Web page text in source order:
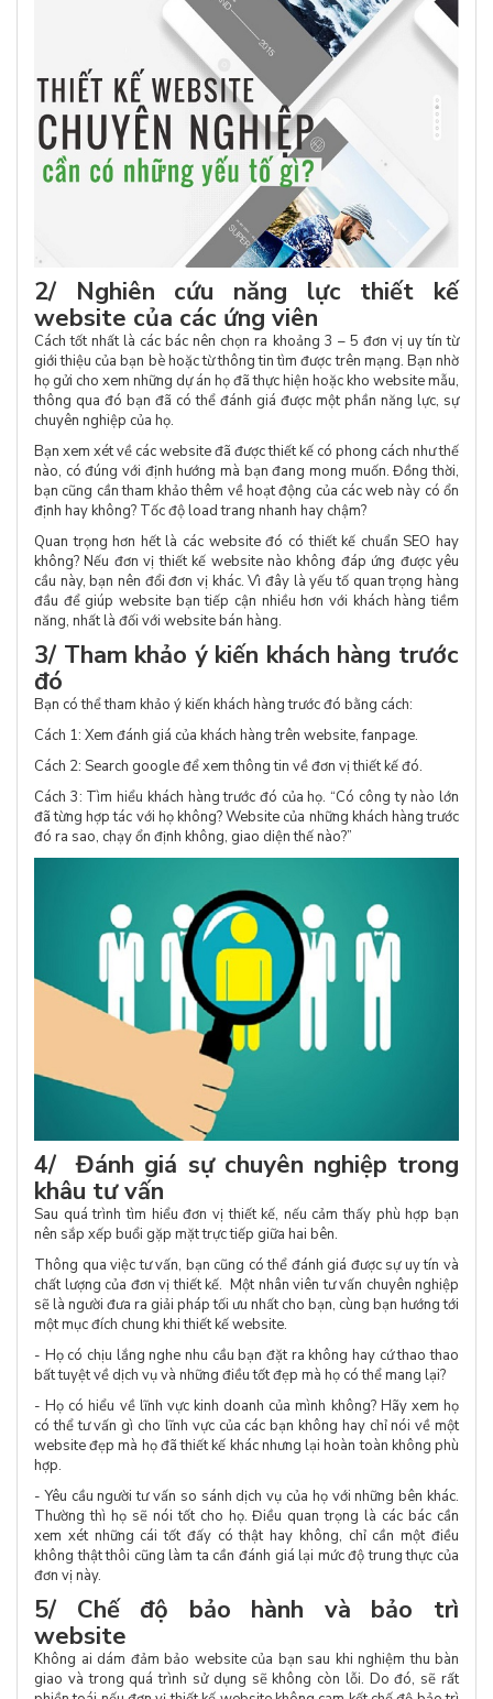
2/ Nghiên cứu năng lực thiết kế
website của các ứng viên
Cách tốt nhất là các bác nên chọn ra khoảng 3 – 5 đơn vị uy tín từ
giới thiệu của bạn bè hoặc từ thông tin tìm được trên mạng. Bạn nhờ
họ gửi cho xem những dự án họ đã thực hiện hoặc kho website mẫu,
thông qua đó bạn đã có thể đánh giá được một phần năng lực, sự
chuyên nghiệp của họ.
Bạn xem xét về các website đã được thiết kế có phong cách như thế
nào, có đúng với định hướng mà bạn đang mong muốn. Đồng thời,
bạn cũng cần tham khảo thêm về hoạt động của các web này có ổn
định hay không? Tốc độ load trang nhanh hay chậm?
Quan trọng hơn hết là các website đó có thiết kế chuẩn SEO hay
không? Nếu đơn vị thiết kế website nào không đáp ứng được yêu
cầu này, bạn nên đổi đơn vị khác. Vì đây là yếu tố quan trọng hàng
đầu để giúp website bạn tiếp cận nhiều hơn với khách hàng tiềm
năng, nhất là đối với website bán hàng.
3/ Tham khảo ý kiến khách hàng trước
đó
Bạn có thể tham khảo ý kiến khách hàng trước đó bằng cách:
Cách 1: Xem đánh giá của khách hàng trên website, fanpage.
Cách 2: Search google để xem thông tin về đơn vị thiết kế đó.
Cách 3: Tìm hiểu khách hàng trước đó của họ. “Có công ty nào lớn
đã từng hợp tác với họ không? Website của những khách hàng trước
đó ra sao, chạy ổn định không, giao diện thế nào?”
4/ Đánh giá sự chuyên nghiệp trong
khâu tư vấn
Sau quá trình tìm hiểu đơn vị thiết kế, nếu cảm thấy phù hợp bạn
nên sắp xếp buổi gặp mặt trực tiếp giữa hai bên.
Thông qua việc tư vấn, bạn cũng có thể đánh giá được sự uy tín và
chất lượng của đơn vị thiết kế. Một nhân viên tư vấn chuyên nghiệp
sẽ là người đưa ra giải pháp tối ưu nhất cho bạn, cùng bạn hướng tới
một mục đích chung khi thiết kế website.
- Họ có chịu lắng nghe nhu cầu bạn đặt ra không hay cứ thao thao
bất tuyệt về dịch vụ và những điều tốt đẹp mà họ có thể mang lại?
- Họ có hiểu về lĩnh vực kinh doanh của mình không? Hãy xem họ
có thể tư vấn gì cho lĩnh vực của các bạn không hay chỉ nói về một
website đẹp mà họ đã thiết kế khác nhưng lại hoàn toàn không phù
hợp.
- Yêu cầu người tư vấn so sánh dịch vụ của họ với những bên khác.
Thường thì họ sẽ nói tốt cho họ. Điều quan trọng là các bác cần
xem xét những cái tốt đấy có thật hay không, chỉ cần một điều
không thật thôi cũng làm ta cần đánh giá lại mức độ trung thực của
đơn vị này.
5/ Chế độ bảo hành và bảo trì
website
Không ai dám đảm bảo website của bạn sau khi nghiệm thu bàn
giao và trong quá trình sử dụng sẽ không còn lỗi. Do đó, sẽ rất